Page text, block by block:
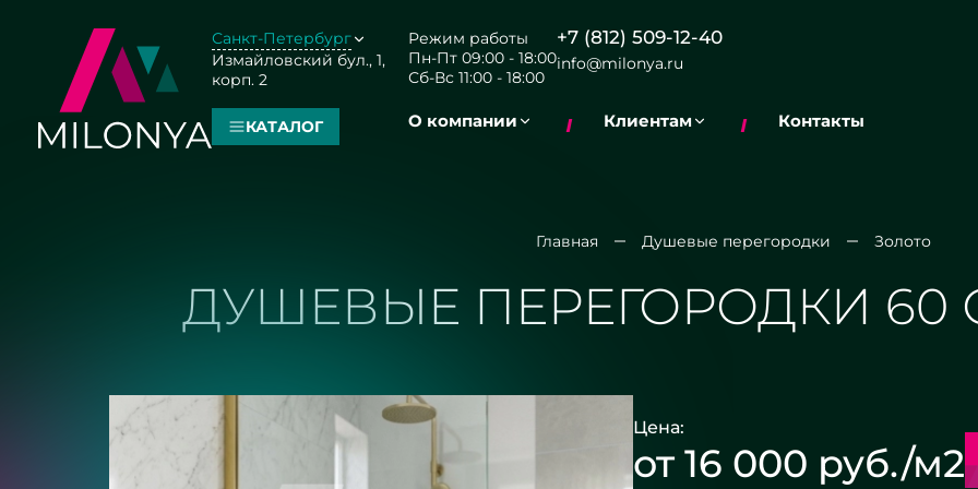
Санкт-Петербург
Измайловский бул., 1,
корп. 2
Режим работы
Пн-Пт 09:00 - 18:00
Сб-Вс 11:00 - 18:00
+7 (812) 509-12-40
info@milonya.ru
КАТАЛОГ О компании Клиентам Контакты
Главная Душевые перегородки Золото
ДУШЕВЫЕ ПЕРЕГОРОДКИ 60
Цена:
от 16 000 руб./м2